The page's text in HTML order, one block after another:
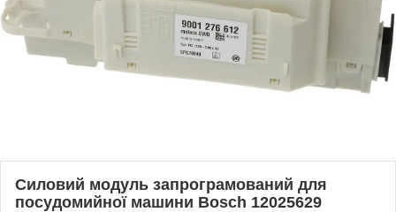
Силовий модуль запрограмований для
посудомийної машини Bosch 12025629